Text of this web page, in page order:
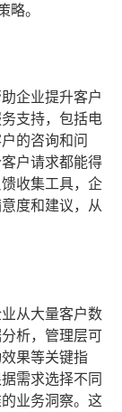
。
企业提升客户
支持，包括电
的咨询和问
户请求都能得
收集工具，企
度和建议，从
从大量客户数
析，管理层可
果等关键指
需求选择不同
业务洞察。这